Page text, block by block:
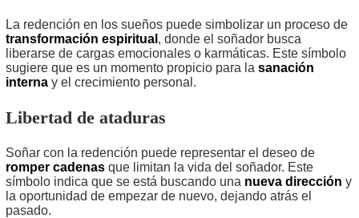
La redención en los sueños puede simbolizar un proceso de
transformación espiritual , donde el soñador busca
liberarse de cargas emocionales o karmáticas. Este símbolo
sugiere que es un momento propicio para la sanación
interna y el crecimiento personal.
Libertad de ataduras
Soñar con la redención puede representar el deseo de
romper cadenas que limitan la vida del soñador. Este
símbolo indica que se está buscando una nueva dirección y
la oportunidad de empezar de nuevo, dejando atrás el
pasado.